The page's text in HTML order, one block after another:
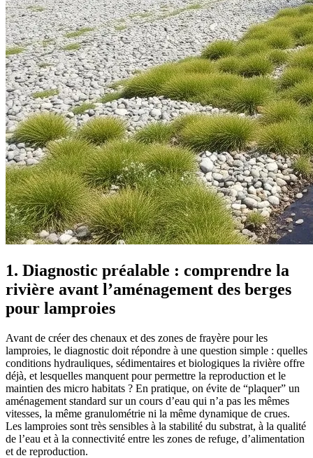
1. Diagnostic préalable : comprendre la
rivière avant l’aménagement des berges
pour lamproies
Avant de créer des chenaux et des zones de frayère pour les
lamproies, le diagnostic doit répondre à une question simple : quelles
conditions hydrauliques, sédimentaires et biologiques la rivière offre
déjà, et lesquelles manquent pour permettre la reproduction et le
maintien des micro habitats ? En pratique, on évite de “plaquer” un
aménagement standard sur un cours d’eau qui n’a pas les mêmes
vitesses, la même granulométrie ni la même dynamique de crues.
Les lamproies sont très sensibles à la stabilité du substrat, à la qualité
de l’eau et à la connectivité entre les zones de refuge, d’alimentation
et de reproduction.